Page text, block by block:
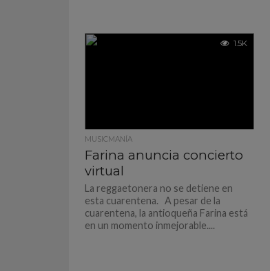
1.5K
MUSICMANÍA
Farina anuncia concierto
virtual
La reggaetonera no se detiene en
esta cuarentena. A pesar de la
cuarentena, la antioqueña Farina está
en un momento inmejorable....